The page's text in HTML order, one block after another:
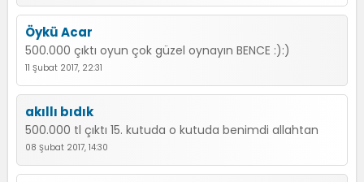
Öykü Acar
500.000 çıktı oyun çok güzel oynayın BENCE :):)
11 Şubat 2017, 22:31
akıllı bıdık
500.000 tl çıktı 15. kutuda o kutuda benimdi allahtan
08 Şubat 2017, 14:30